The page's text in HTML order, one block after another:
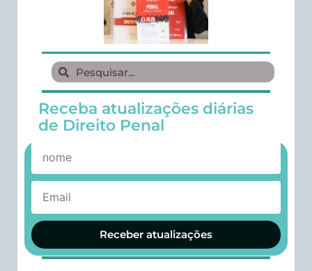
Receba atualizações diárias
de Direito Penal
Receber atualizações